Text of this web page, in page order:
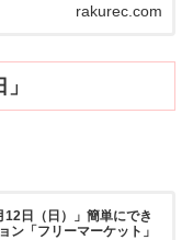
ことを言うつも...rakurec.com
12日（日）」簡単にでき
ン「フリーマーケット」